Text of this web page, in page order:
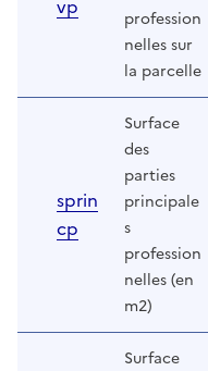
vp
profession
nelles sur
la parcelle
sprin
cp
Surface
des
parties
principale
s
profession
nelles (en
m2)
Surface